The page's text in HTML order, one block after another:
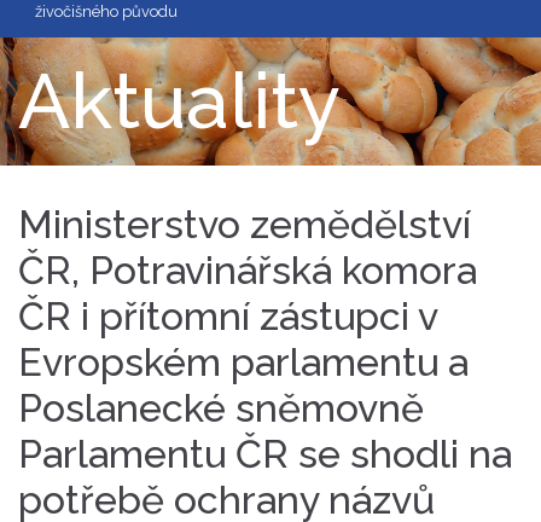
živočišného původu
Aktuality
Ministerstvo zemědělství
ČR, Potravinářská komora
ČR i přítomní zástupci v
Evropském parlamentu a
Poslanecké sněmovně
Parlamentu ČR se shodli na
potřebě ochrany názvů